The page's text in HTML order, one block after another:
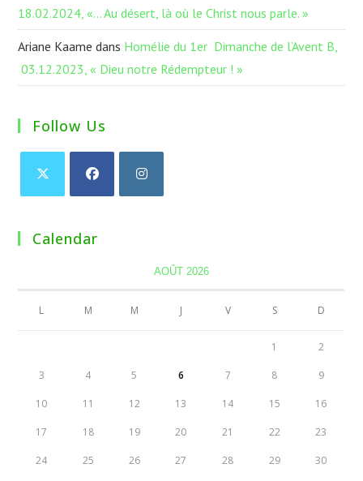
18.02.2024, «… Au désert, là où le Christ nous parle. »
Ariane Kaame dans Homélie du 1er Dimanche de l’Avent B,
03.12.2023, « Dieu notre Rédempteur ! »
Follow Us
Calendar
AOÛT 2026
L M M J V S D
1 2
3 4 5 6 7 8 9
10 11 12 13 14 15 16
17 18 19 20 21 22 23
24 25 26 27 28 29 30